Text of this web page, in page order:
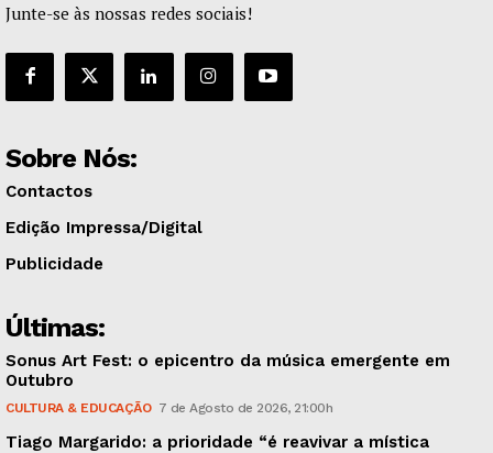
Junte-se às nossas redes sociais!
Sobre Nós:
Contactos
Edição Impressa/Digital
Publicidade
Últimas:
Sonus Art Fest: o epicentro da música emergente em
Outubro
CULTURA & EDUCAÇÃO 7 de Agosto de 2026, 21:00h
Tiago Margarido: a prioridade “é reavivar a mística